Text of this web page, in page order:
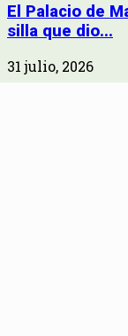
El Palacio de
silla que dio...
31 julio, 2026